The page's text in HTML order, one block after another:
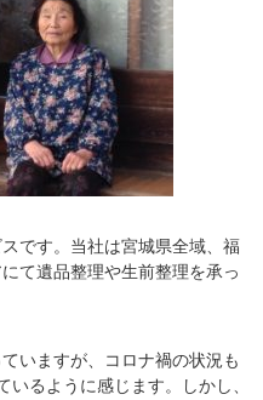
です。当社は宮城県全域、福
て遺品整理や生前整理を承っ
いますが、コロナ禍の状況も
るように感じます。しかし、